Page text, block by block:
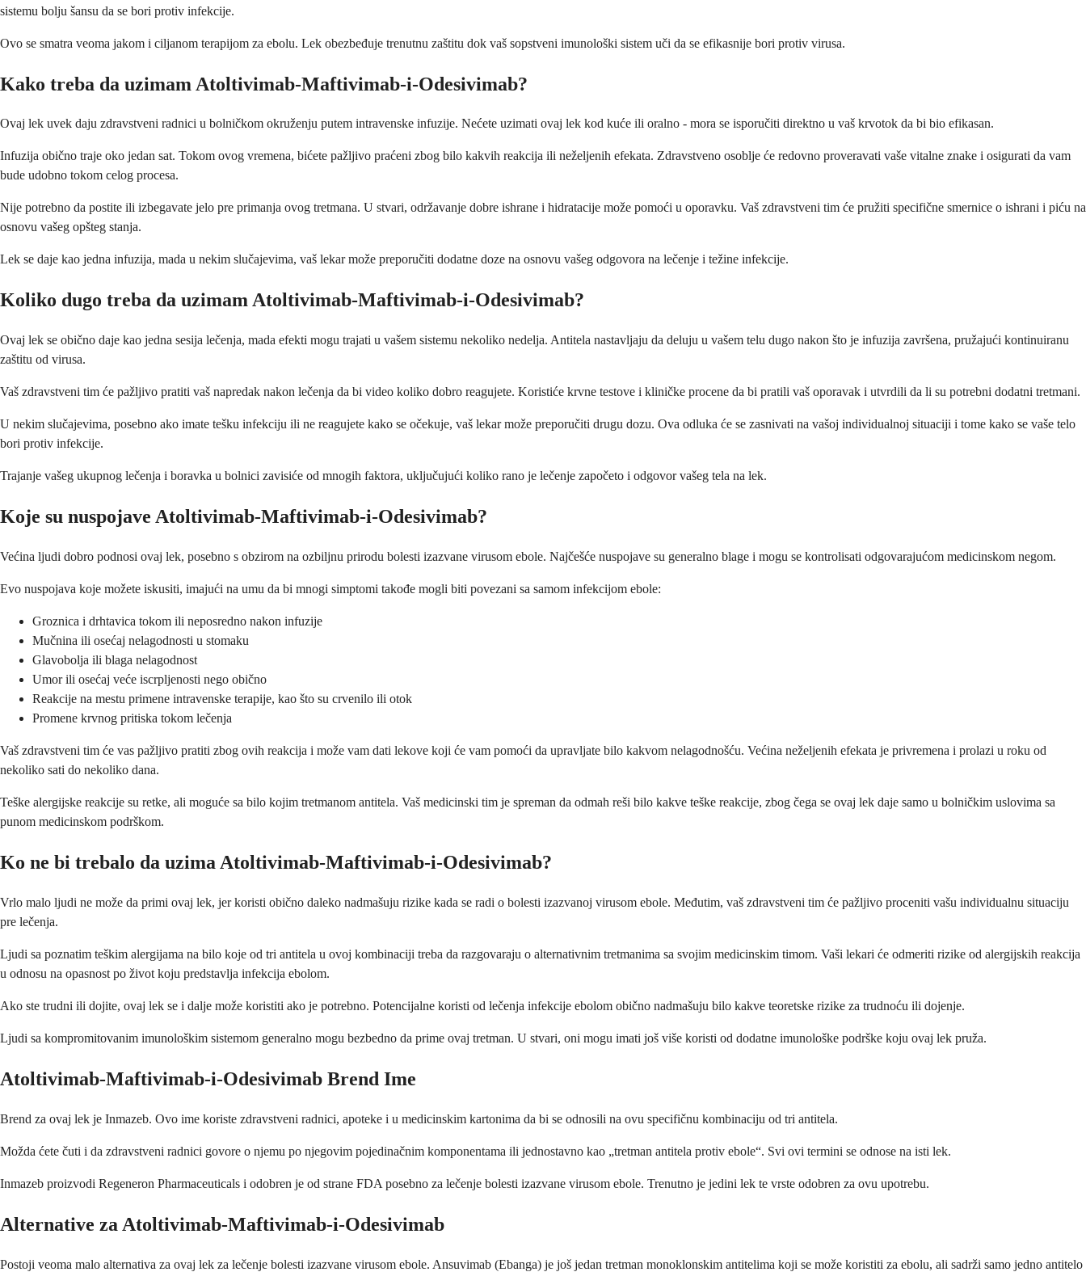
sistemu bolju šansu da se bori protiv infekcije.
Ovo se smatra veoma jakom i ciljanom terapijom za ebolu. Lek obezbeđuje trenutnu zaštitu dok vaš sopstveni imunološki sistem uči da se efikasnije bori protiv virusa.
Kako treba da uzimam Atoltivimab-Maftivimab-i-Odesivimab?
Ovaj lek uvek daju zdravstveni radnici u bolničkom okruženju putem intravenske infuzije. Nećete uzimati ovaj lek kod kuće ili oralno - mora se isporučiti direktno u vaš krvotok da bi bio efikasan.
Infuzija obično traje oko jedan sat. Tokom ovog vremena, bićete pažljivo praćeni zbog bilo kakvih reakcija ili neželjenih efekata. Zdravstveno osoblje će redovno proveravati vaše vitalne znake i osigurati da vam
bude udobno tokom celog procesa.
Nije potrebno da postite ili izbegavate jelo pre primanja ovog tretmana. U stvari, održavanje dobre ishrane i hidratacije može pomoći u oporavku. Vaš zdravstveni tim će pružiti specifične smernice o ishrani i piću na
osnovu vašeg opšteg stanja.
Lek se daje kao jedna infuzija, mada u nekim slučajevima, vaš lekar može preporučiti dodatne doze na osnovu vašeg odgovora na lečenje i težine infekcije.
Koliko dugo treba da uzimam Atoltivimab-Maftivimab-i-Odesivimab?
Ovaj lek se obično daje kao jedna sesija lečenja, mada efekti mogu trajati u vašem sistemu nekoliko nedelja. Antitela nastavljaju da deluju u vašem telu dugo nakon što je infuzija završena, pružajući kontinuiranu
zaštitu od virusa.
Vaš zdravstveni tim će pažljivo pratiti vaš napredak nakon lečenja da bi video koliko dobro reagujete. Koristiće krvne testove i kliničke procene da bi pratili vaš oporavak i utvrdili da li su potrebni dodatni tretmani.
U nekim slučajevima, posebno ako imate tešku infekciju ili ne reagujete kako se očekuje, vaš lekar može preporučiti drugu dozu. Ova odluka će se zasnivati na vašoj individualnoj situaciji i tome kako se vaše telo
bori protiv infekcije.
Trajanje vašeg ukupnog lečenja i boravka u bolnici zavisiće od mnogih faktora, uključujući koliko rano je lečenje započeto i odgovor vašeg tela na lek.
Koje su nuspojave Atoltivimab-Maftivimab-i-Odesivimab?
Većina ljudi dobro podnosi ovaj lek, posebno s obzirom na ozbiljnu prirodu bolesti izazvane virusom ebole. Najčešće nuspojave su generalno blage i mogu se kontrolisati odgovarajućom medicinskom negom.
Evo nuspojava koje možete iskusiti, imajući na umu da bi mnogi simptomi takođe mogli biti povezani sa samom infekcijom ebole:
Groznica i drhtavica tokom ili neposredno nakon infuzije
Mučnina ili osećaj nelagodnosti u stomaku
Glavobolja ili blaga nelagodnost
Umor ili osećaj veće iscrpljenosti nego obično
Reakcije na mestu primene intravenske terapije, kao što su crvenilo ili otok
Promene krvnog pritiska tokom lečenja
Vaš zdravstveni tim će vas pažljivo pratiti zbog ovih reakcija i može vam dati lekove koji će vam pomoći da upravljate bilo kakvom nelagodnošću. Većina neželjenih efekata je privremena i prolazi u roku od
nekoliko sati do nekoliko dana.
Teške alergijske reakcije su retke, ali moguće sa bilo kojim tretmanom antitela. Vaš medicinski tim je spreman da odmah reši bilo kakve teške reakcije, zbog čega se ovaj lek daje samo u bolničkim uslovima sa
punom medicinskom podrškom.
Ko ne bi trebalo da uzima Atoltivimab-Maftivimab-i-Odesivimab?
Vrlo malo ljudi ne može da primi ovaj lek, jer koristi obično daleko nadmašuju rizike kada se radi o bolesti izazvanoj virusom ebole. Međutim, vaš zdravstveni tim će pažljivo proceniti vašu individualnu situaciju
pre lečenja.
Ljudi sa poznatim teškim alergijama na bilo koje od tri antitela u ovoj kombinaciji treba da razgovaraju o alternativnim tretmanima sa svojim medicinskim timom. Vaši lekari će odmeriti rizike od alergijskih reakcija
u odnosu na opasnost po život koju predstavlja infekcija ebolom.
Ako ste trudni ili dojite, ovaj lek se i dalje može koristiti ako je potrebno. Potencijalne koristi od lečenja infekcije ebolom obično nadmašuju bilo kakve teoretske rizike za trudnoću ili dojenje.
Ljudi sa kompromitovanim imunološkim sistemom generalno mogu bezbedno da prime ovaj tretman. U stvari, oni mogu imati još više koristi od dodatne imunološke podrške koju ovaj lek pruža.
Atoltivimab-Maftivimab-i-Odesivimab Brend Ime
Brend za ovaj lek je Inmazeb. Ovo ime koriste zdravstveni radnici, apoteke i u medicinskim kartonima da bi se odnosili na ovu specifičnu kombinaciju od tri antitela.
Možda ćete čuti i da zdravstveni radnici govore o njemu po njegovim pojedinačnim komponentama ili jednostavno kao „tretman antitela protiv ebole“. Svi ovi termini se odnose na isti lek.
Inmazeb proizvodi Regeneron Pharmaceuticals i odobren je od strane FDA posebno za lečenje bolesti izazvane virusom ebole. Trenutno je jedini lek te vrste odobren za ovu upotrebu.
Alternative za Atoltivimab-Maftivimab-i-Odesivimab
Postoji veoma malo alternativa za ovaj lek za lečenje bolesti izazvane virusom ebole. Ansuvimab (Ebanga) je još jedan tretman monoklonskim antitelima koji se može koristiti za ebolu, ali sadrži samo jedno antitelo